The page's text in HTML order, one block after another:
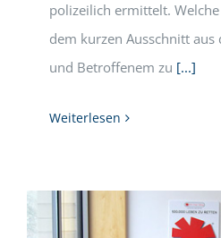
polizeilich ermittelt.
dem kurzen Ausschnitt aus
und Betroffenem zu [...]
Weiterlesen